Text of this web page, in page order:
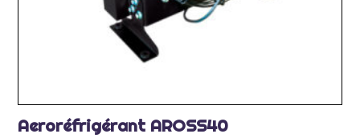
Aeroréfrigérant AROSS40